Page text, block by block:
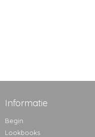
Informatie
Begin
Lookbooks